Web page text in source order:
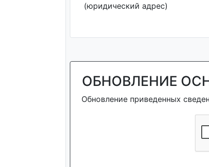
(юридический адрес)
ОБНОВЛЕНИЕ
Обновление приведенных